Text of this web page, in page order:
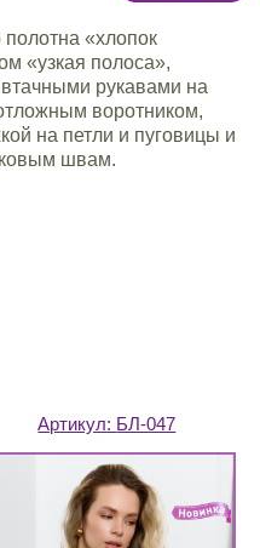
«хлопок
«узкая полоса»,
рукавами на
воротником,
на петли и пуговицы и
швам.
Артикул: БЛ-047